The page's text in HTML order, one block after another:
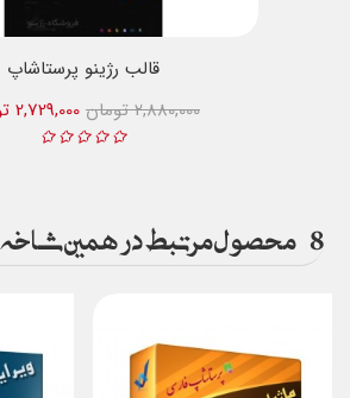
قالب رژینو پرستاشاپ
2,729,000 تومان
2,880,000 تومان
8 محصول مرتبط در همین شاخه